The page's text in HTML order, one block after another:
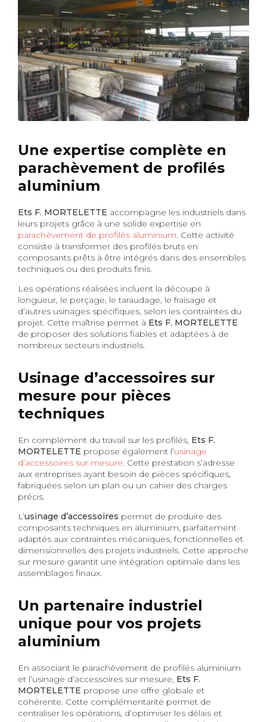
Une expertise complète en
parachèvement de profilés
aluminium
Ets F. MORTELETTE accompagne les industriels dans
leurs projets grâce à une solide expertise en
parachèvement de profilés aluminium. Cette activité
consiste à transformer des profilés bruts en
composants prêts à être intégrés dans des ensembles
techniques ou des produits finis.
Les opérations réalisées incluent la découpe à
longueur, le perçage, le taraudage, le fraisage et
d’autres usinages spécifiques, selon les contraintes du
projet. Cette maîtrise permet à Ets F. MORTELETTE
de proposer des solutions fiables et adaptées à de
nombreux secteurs industriels.
Usinage d’accessoires sur
mesure pour pièces
techniques
En complément du travail sur les profilés, Ets F.
MORTELETTE propose également l’usinage
d’accessoires sur mesure. Cette prestation s’adresse
aux entreprises ayant besoin de pièces spécifiques,
fabriquées selon un plan ou un cahier des charges
précis.
L’usinage d’accessoires permet de produire des
composants techniques en aluminium, parfaitement
adaptés aux contraintes mécaniques, fonctionnelles et
dimensionnelles des projets industriels. Cette approche
sur mesure garantit une intégration optimale dans les
assemblages finaux.
Un partenaire industriel
unique pour vos projets
aluminium
En associant le parachèvement de profilés aluminium
et l’usinage d’accessoires sur mesure, Ets F.
MORTELETTE propose une offre globale et
cohérente. Cette complémentarité permet de
centraliser les opérations, d’optimiser les délais et